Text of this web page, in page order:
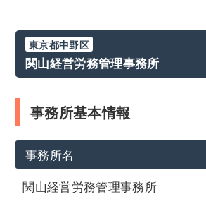
東京都中野区
関山経営労務管理事務所
事務所基本情報
事務所名
関山経営労務管理事務所